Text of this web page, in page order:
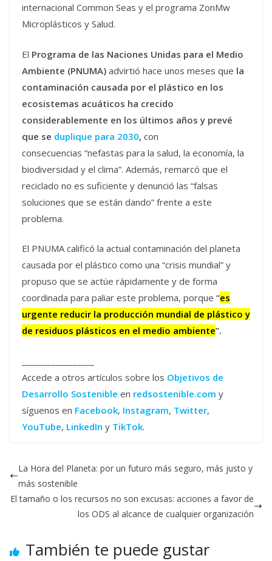
internacional Common Seas y el programa ZonMw
Microplásticos y Salud.
El Programa de las Naciones Unidas para el Medio
Ambiente (PNUMA) advirtió hace unos meses que la
contaminación causada por el plástico en los
ecosistemas acuáticos ha crecido
considerablemente en los últimos años y prevé
que se duplique para 2030, con
consecuencias “nefastas para la salud, la economía, la
biodiversidad y el clima”. Además, remarcó que el
reciclado no es suficiente y denunció las “falsas
soluciones que se están dando” frente a este
problema.
El PNUMA calificó la actual contaminación del planeta
causada por el plástico como una “crisis mundial” y
propuso que se actúe rápidamente y de forma
coordinada para paliar este problema, porque “es
urgente reducir la producción mundial de plástico y
de residuos plásticos en el medio ambiente”.
Accede a otros artículos sobre los Objetivos de
Desarrollo Sostenible en redsostenible.com y
síguenos en Facebook, Instagram, Twitter,
YouTube, LinkedIn y TikTok.
La Hora del Planeta: por un futuro más seguro, más justo y
más sostenible
El tamaño o los recursos no son excusas: acciones a favor de
los ODS al alcance de cualquier organización
También te puede gustar